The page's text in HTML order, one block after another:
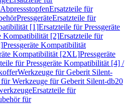
AbpressstopfenErsatzteile für
PressgeräteErsatzteile für
[1]Ersatzteile für Pressgeräte
Kompatibilität [2]Ersatzteile für
Pressgeräte Kompatibilität
Kompatibilität [2XL]Pressgeräte
für Pressgeräte Kompatibilität [4] /
Werkzeuge für Geberit Silent-
Werkzeuge für Geberit Silent-db20
Ersatzteile für
für